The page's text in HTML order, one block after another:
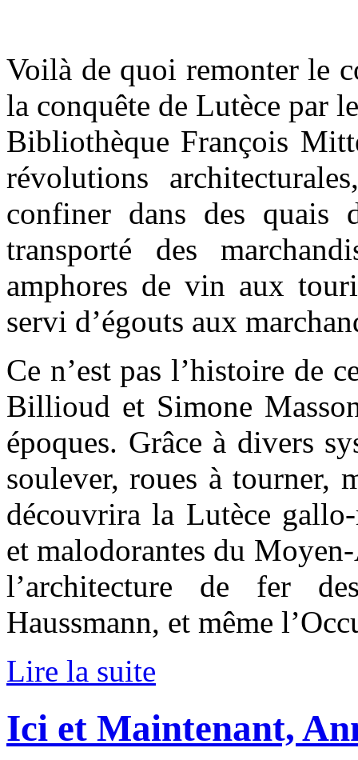
Voilà de quoi remonter le
la conquête de Lutèce par
Bibliothèque François
révolutions
confiner dans des quais
transporté des
amphores de vin aux
servi d’égouts aux
Ce n’est pas l’histoire de
Billioud et Simone
époques. Grâce à divers
soulever, roues à tourner,
découvrira la Lutèce
et malodorantes du
l’architecture de fer
Haussmann, et même
Lire la suite
Ici et Maintenant,